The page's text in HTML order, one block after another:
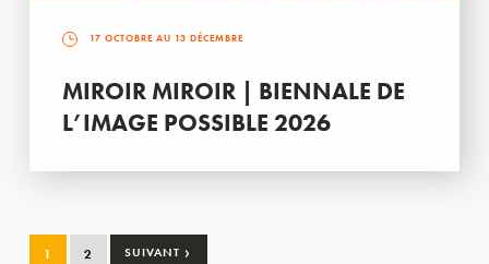
17 OCTOBRE AU 13 DÉCEMBRE
MIROIR MIROIR | BIENNALE DE
L’IMAGE POSSIBLE 2026
1 2 SUIVANT ›